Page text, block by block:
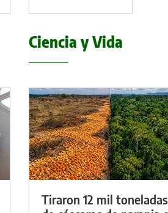
Ciencia y Vida
Tiraron 12 mil toneladas